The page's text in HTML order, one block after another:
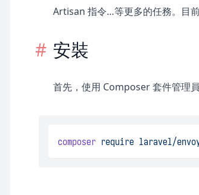
Artisan 指令…等更多的任務。目
安裝
首先，使用 Composer 套件管理
composer require laravel/